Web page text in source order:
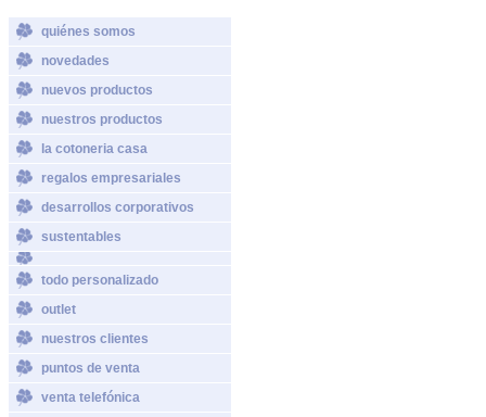
quiénes somos
novedades
nuevos productos
nuestros productos
la cotoneria casa
regalos empresariales
desarrollos corporativos
sustentables
todo personalizado
outlet
nuestros clientes
puntos de venta
venta telefónica